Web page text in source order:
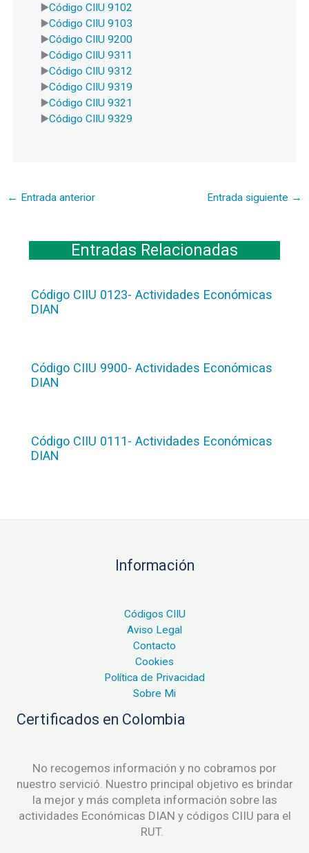
Código CIIU 9102
Código CIIU 9103
Código CIIU 9200
Código CIIU 9311
Código CIIU 9312
Código CIIU 9319
Código CIIU 9321
Código CIIU 9329
← Entrada anterior Entrada siguiente →
Entradas Relacionadas
Código CIIU 0123- Actividades Económicas
DIAN
Código CIIU 9900- Actividades Económicas
DIAN
Código CIIU 0111- Actividades Económicas
DIAN
Información
Códigos CIIU
Aviso Legal
Contacto
Cookies
Política de Privacidad
Sobre Mi
Certificados en Colombia
No recogemos información y no cobramos por
nuestro servició. Nuestro principal objetivo es brindar
la mejor y más completa información sobre las
actividades Económicas DIAN y códigos CIIU para el
RUT.